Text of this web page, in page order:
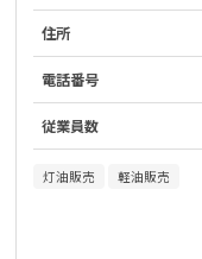
住所
電話番号
従業員数
灯油販売 軽油販売